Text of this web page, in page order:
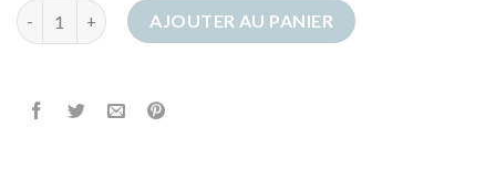
quantité de chaussons femme amazon
AJOUTER AU PANIER